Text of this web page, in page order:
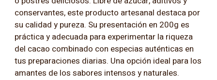
conservantes, este producto artesanal destaca por
su calidad y pureza. Su presentación en 200g es
práctica y adecuada para experimentar la riqueza
del cacao combinado con especias auténticas en
tus preparaciones diarias. Una opción ideal para los
amantes de los sabores intensos y naturales.